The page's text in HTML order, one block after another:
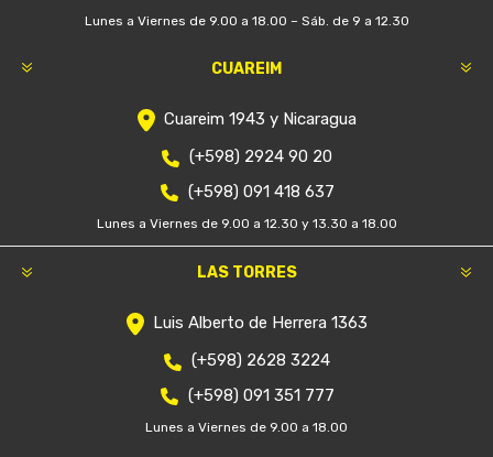
Lunes a Viernes de 9.00 a 18.00 – Sáb. de 9 a 12.30
CUAREIM
Cuareim 1943 y Nicaragua
(+598) 2924 90 20
(+598) 091 418 637
Lunes a Viernes de 9.00 a 12.30 y 13.30 a 18.00
LAS TORRES
Luis Alberto de Herrera 1363
(+598) 2628 3224
(+598) 091 351 777
Lunes a Viernes de 9.00 a 18.00